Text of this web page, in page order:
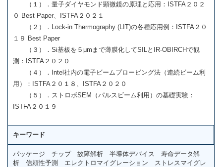
（１）．量子ダイヤモンド顕微鏡の原理と応用：ISTFA２０２
０ Best Paper、ISTFA２０２１
（２）．Lock-in Thermography (LIT)の各種応用例：ISTFA２０
１９ Best Paper
（３）．Si基板を５μmまで薄膜化してSILとIR-OBIRCHで観
測：ISTFA２０２０
（４）．Intel社内の電子ビームプロービング法（連続ビーム利
用）：ISTFA２０１８、ISTFA２０２０
（５）．ストロボSEM（パルスビーム利用）の基礎実験：
ISTFA２０１９
キーワード
パッケージ チップ 故障解析 半導体デバイス 寿命データ解
析 信頼性予測 エレクトロマイグレーション ストレスマイグレ